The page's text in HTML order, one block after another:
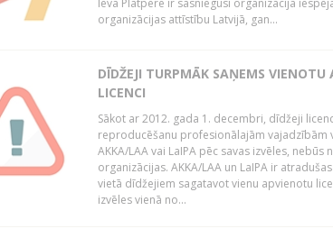
Ieva Platpere ir sasniegusi organizācijā
organizācijas attīstību Latvijā, gan...
DĪDŽEJI TURPMĀK SAŅEMS
LICENCI
Sākot ar 2012. gada 1. decembri, dīdžeji
reproducēšanu profesionālajām vajadzībām
AKKA/LAA vai LaIPA pēc savas izvēles,
organizācijas. AKKA/LAA un LaIPA ir
vietā dīdžejiem sagatavot vienu apvienotu
izvēles vienā no...